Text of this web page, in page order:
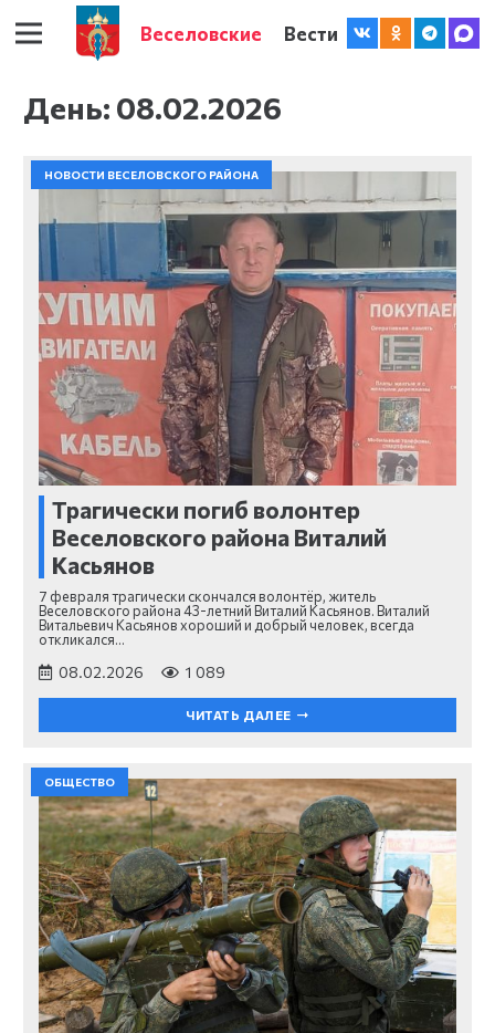
Веселовские Вести
День: 08.02.2026
НОВОСТИ ВЕСЕЛОВСКОГО РАЙОНА
Трагически погиб волонтер
Веселовского района Виталий
Касьянов
7 февраля трагически скончался волонтёр, житель
Веселовского района 43-летний Виталий Касьянов. Виталий
Витальевич Касьянов хороший и добрый человек, всегда
откликался…
08.02.2026 1 089
ЧИТАТЬ ДАЛЕЕ
ОБЩЕСТВО